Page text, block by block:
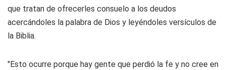
que tratan de ofrecerles consuelo a los deudos
acercándoles la palabra de Dios y leyéndoles versículos de
la Biblia.
"Esto ocurre porque hay gente que perdió la fe y no cree en